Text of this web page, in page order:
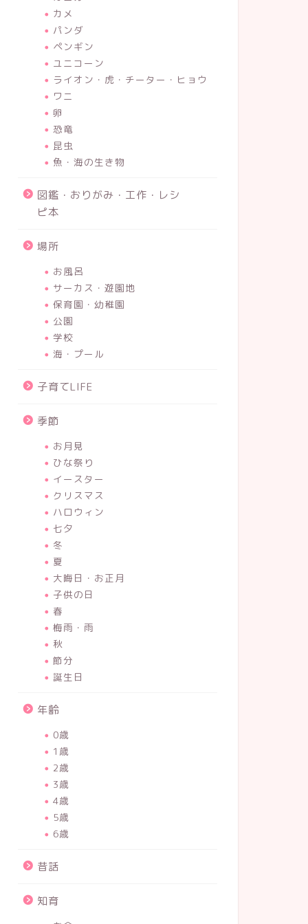
カメ
パンダ
ペンギン
ユニコーン
ライオン・虎・チーター・ヒョウ
ワニ
卵
恐竜
昆虫
魚・海の生き物
図鑑・おりがみ・工作・レシ
ピ本
場所
お風呂
サーカス・遊園地
保育園・幼稚園
公園
学校
海・プール
子育てLIFE
季節
お月見
ひな祭り
イースター
クリスマス
ハロウィン
七夕
冬
夏
大晦日・お正月
子供の日
春
梅雨・雨
秋
節分
誕生日
年齢
0歳
1歳
2歳
3歳
4歳
5歳
6歳
昔話
知育